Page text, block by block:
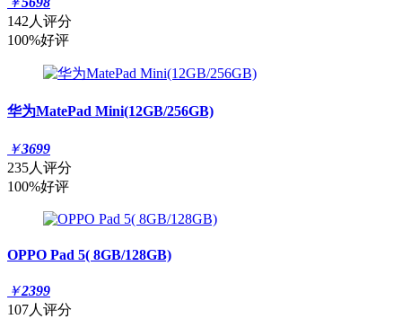
142人评分
100%好评
华为MatePad Mini(12GB/256GB)
￥3699
235人评分
100%好评
OPPO Pad 5( 8GB/128GB)
￥2399
107人评分